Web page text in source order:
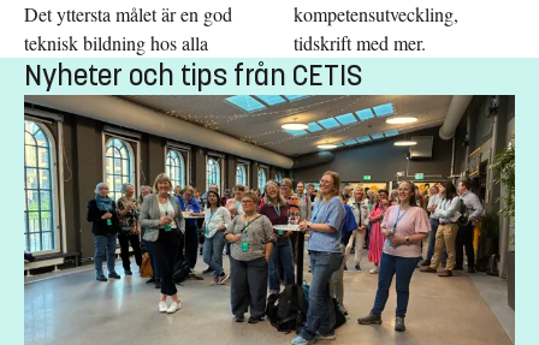
Det yttersta målet är en god
teknisk bildning hos alla
kompetensutveckling,
tidskrift med mer.
Nyheter och tips från CETIS